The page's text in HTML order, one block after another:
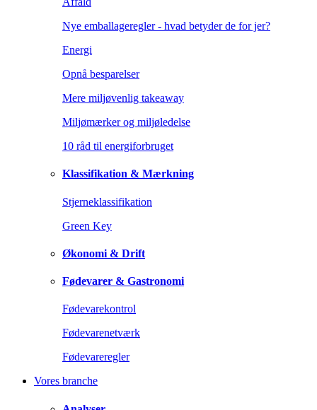
Nye emballageregler - hvad betyder de for jer?
Energi
Opnå besparelser
Mere miljøvenlig takeaway
Miljømærker og miljøledelse
10 råd til energiforbruget
Klassifikation & Mærkning
Stjerneklassifikation
Green Key
Økonomi & Drift
Fødevarer & Gastronomi
Fødevarekontrol
Fødevarenetværk
Fødevareregler
Vores branche